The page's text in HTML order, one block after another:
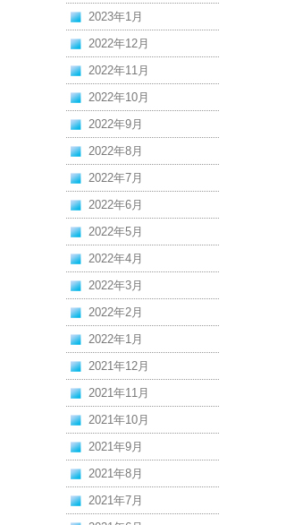
2023年1月
2022年12月
2022年11月
2022年10月
2022年9月
2022年8月
2022年7月
2022年6月
2022年5月
2022年4月
2022年3月
2022年2月
2022年1月
2021年12月
2021年11月
2021年10月
2021年9月
2021年8月
2021年7月